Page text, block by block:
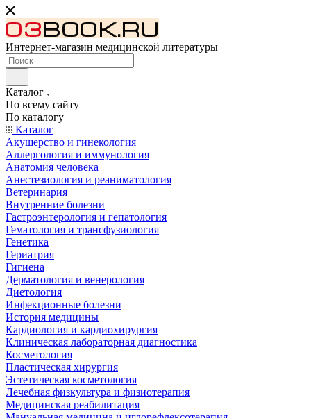
Интернет-магазин медицинской литературы
Каталог
По всему сайту
По каталогу
Каталог
Акушерство и гинекология
Аллергология и иммунология
Анатомия человека
Анестезиология и реаниматология
Ветеринария
Внутренние болезни
Гастроэнтерология и гепатология
Гематология и трансфузиология
Генетика
Гериатрия
Гигиена
Дерматология и венерология
Диетология
Инфекционные болезни
История медицины
Кардиология и кардиохирургия
Клиническая лабораторная диагностика
Косметология
Пластическая хирургия
Эстетическая косметология
Лечебная физкультура и физиотерапия
Медицинская реабилитация